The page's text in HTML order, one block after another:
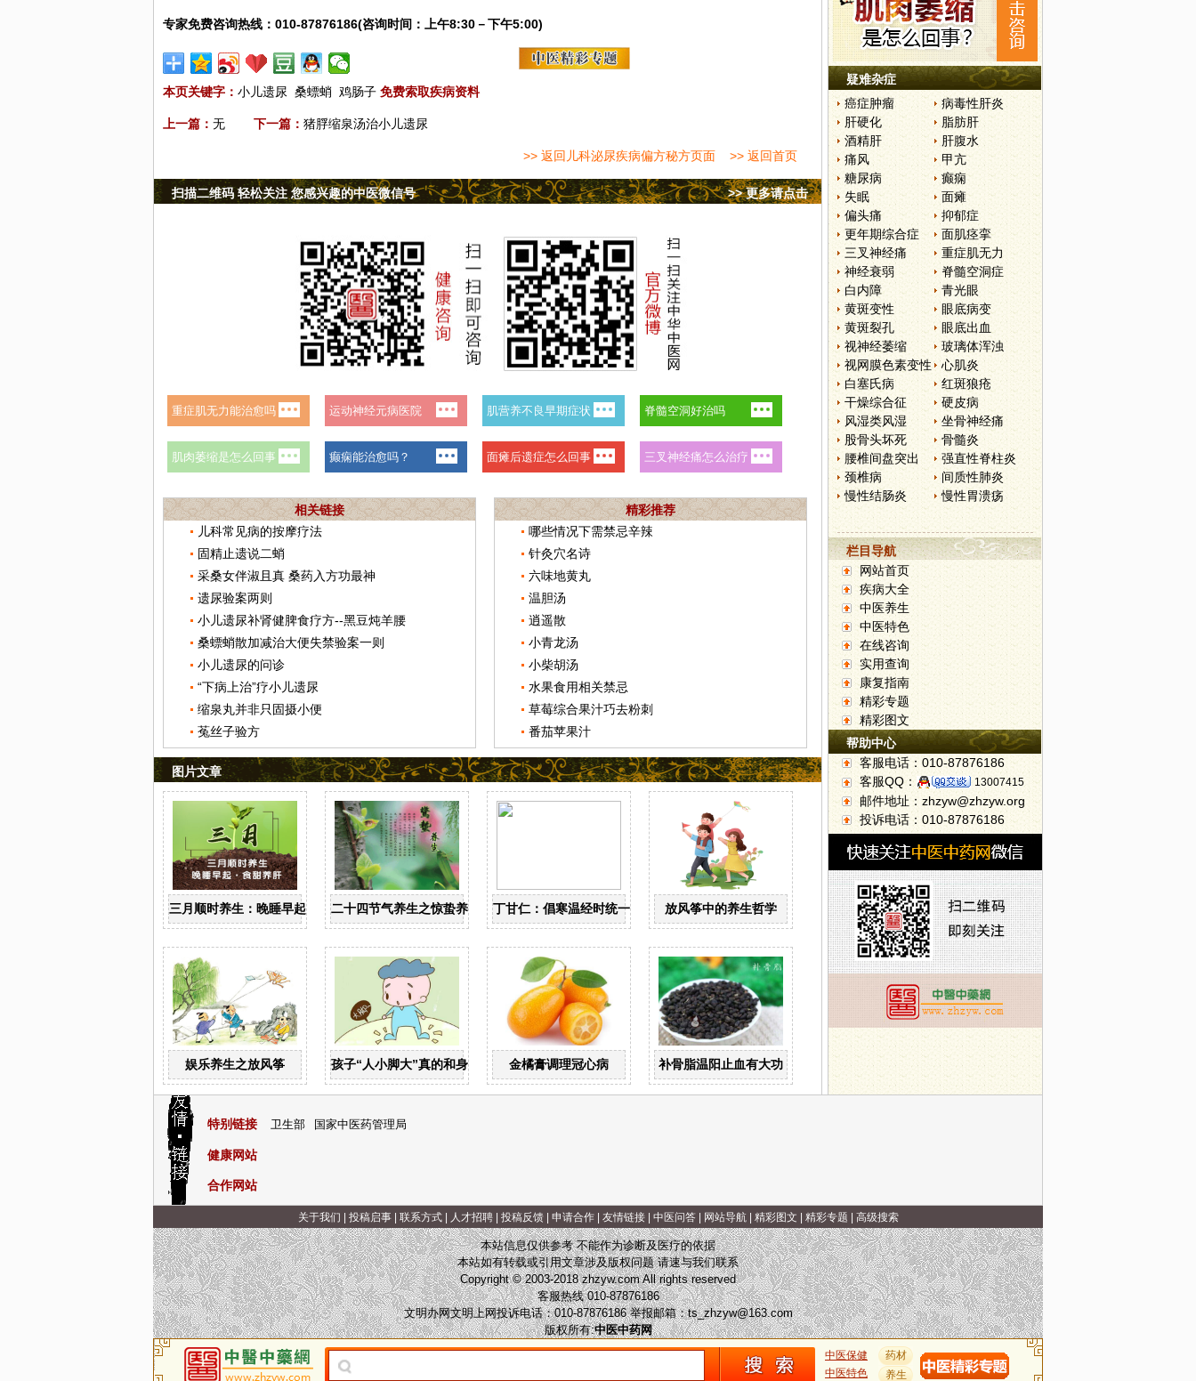
专家免费咨询热线：010-87876186(咨询时间：上午8:30－下午5:00)
本页关键字： 小儿遗尿 桑螵蛸 鸡肠子 免费索取疾病资料
上一篇： 无 下一篇： 猪脬缩泉汤治小儿遗尿
>> 返回儿科泌尿疾病偏方秘方页面 >> 返回首页
>> 更多请点击
扫描二维码 轻松关注 您感兴趣的中医微信号
相关链接
儿科常见病的按摩疗法
固精止遗说二蛸
采桑女伴淑且真 桑药入方功最神
遗尿验案两则
小儿遗尿补肾健脾食疗方--黑豆炖羊腰
桑螵蛸散加减治大便失禁验案一则
小儿遗尿的问诊
“下病上治”疗小儿遗尿
缩泉丸并非只固摄小便
菟丝子验方
精彩推荐
哪些情况下需禁忌辛辣
针灸穴名诗
六味地黄丸
温胆汤
逍遥散
小青龙汤
小柴胡汤
水果食用相关禁忌
草莓综合果汁巧去粉刺
番茄苹果汁
图片文章
三月顺时养生：晚睡早起 食甜养肝二十四节气养生之惊蛰养生 丁甘仁：倡寒温经时统一 创近代中医教育放风筝中的养生哲学
娱乐养生之放风筝 孩子“人小脚大”真的和身高有关？金橘膏调理冠心病 补骨脂温阳止血有大功
疑难杂症
癌症肿瘤
病毒性肝炎
肝硬化
脂肪肝
酒精肝
肝腹水
痛风
甲亢
糖尿病
癫痫
失眠
面瘫
偏头痛
抑郁症
更年期综合症
面肌痉挛
三叉神经痛
重症肌无力
神经衰弱
脊髓空洞症
白内障
青光眼
黄斑变性
眼底病变
黄斑裂孔
眼底出血
视神经萎缩
玻璃体浑浊
视网膜色素变性
心肌炎
白塞氏病
红斑狼疮
干燥综合征
硬皮病
风湿类风湿
坐骨神经痛
股骨头坏死
骨髓炎
腰椎间盘突出
强直性脊柱炎
颈椎病
间质性肺炎
慢性结肠炎
慢性胃溃疡
栏目导航
网站首页
疾病大全
中医养生
中医特色
在线咨询
实用查询
康复指南
精彩专题
精彩图文
帮助中心
客服电话：010-87876186
客服QQ：
13007415
邮件地址：zhzyw@zhzyw.org
投诉电话：010-87876186
特别链接 卫生部 国家中医药管理局
健康网站
合作网站
关于我们 投稿启事| 联系方式| 人才招聘| 投稿反馈| 申请合作| 友情链接| 中医问答| 网站导航| 精彩图文 精彩专题 高级搜索
本站信息仅供参考 不能作为诊断及医疗的依据
本站如有转载或引用文章涉及版权问题 请速与我们联系
Copyright © 2003-2018 zhzyw.com All rights reserved
客服热线 010-87876186
文明办网文明上网投诉电话：010-87876186 举报邮箱：ts_zhzyw@163.com
版权所有:中医中药网
中医保健
中医特色
药材
养生